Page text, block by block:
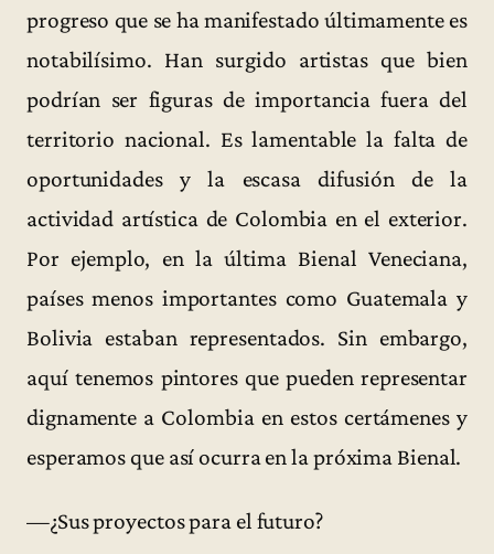
progreso que se ha manifestado últimamente es
notabilísimo. Han surgido artistas que bien
podrían ser figuras de importancia fuera del
territorio nacional. Es lamentable la falta de
oportunidades y la escasa difusión de la
actividad artística de Colombia en el exterior.
Por ejemplo, en la última Bienal Veneciana,
países menos importantes como Guatemala y
Bolivia estaban representados. Sin embargo,
aquí tenemos pintores que pueden representar
dignamente a Colombia en estos certámenes y
esperamos que así ocurra en la próxima Bienal.
—¿Sus proyectos para el futuro?